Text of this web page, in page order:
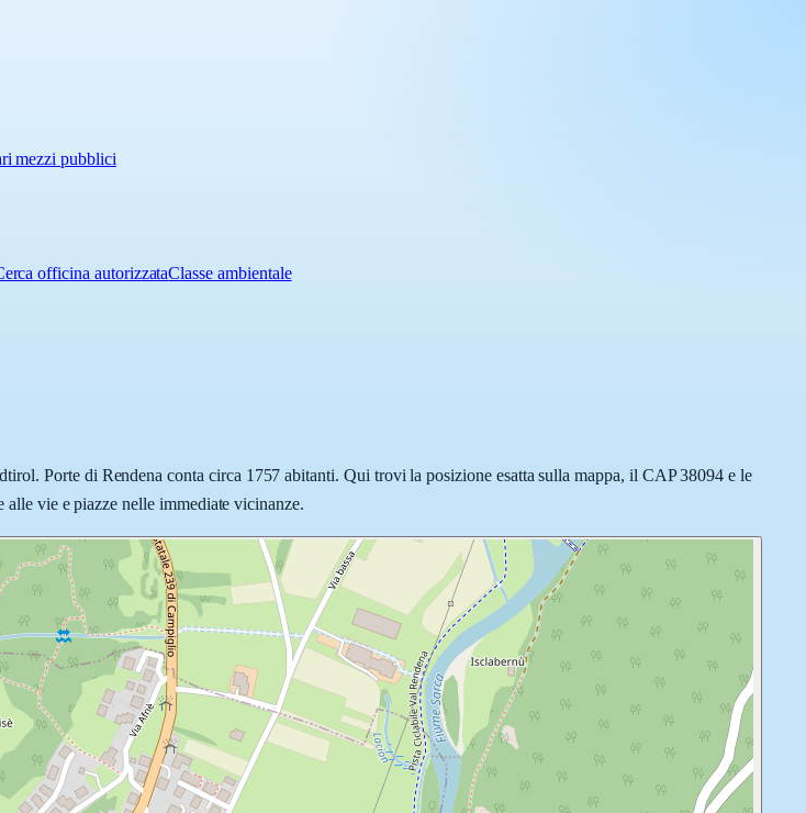
mezzi pubblici
officina autorizzataClasse ambientale
Porte di Rendena conta circa 1757 abitanti. Qui trovi la posizione esatta sulla mappa, il CAP 38094 e le
vie e piazze nelle immediate vicinanze.